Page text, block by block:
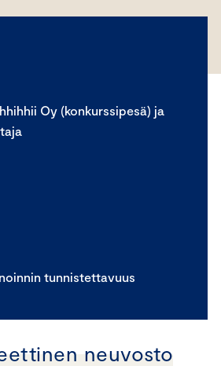
Oy (konkurssipesä) ja
tunnistettavuus
neuvosto